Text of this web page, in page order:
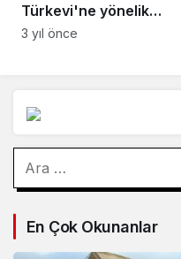
Türkevi'ne yönelik
saldırıyı kınadı
3 yıl önce
En Çok Okunanlar